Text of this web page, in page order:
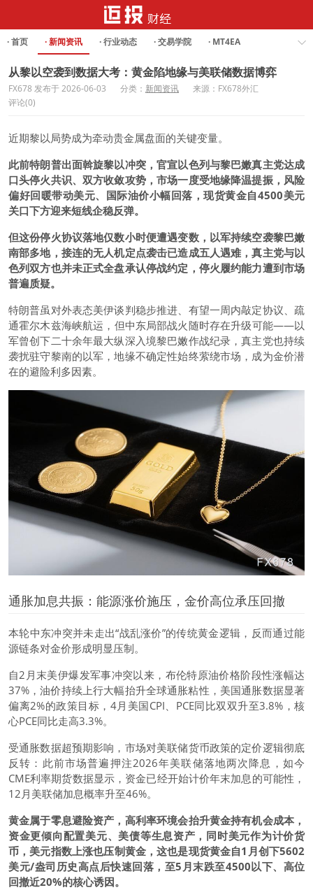
· 首页 · 新闻资讯 · 行业动态 · 交易学院 · MT4EA
· Forex Analysis
从黎以空袭到数据大考：黄金陷地缘与美联储数据博弈
FX678 发布于 2026-06-03 分类： 新闻资讯
来源：FX678外汇
评论(0)
近期黎以局势成为牵动贵金属盘面的关键变量。
此前特朗普出面斡旋黎以冲突，官宣以色列与黎巴嫩真主党达成
口头停火共识、双方收敛攻势，市场一度受地缘降温提振，风险
偏好回暖带动美元、国际油价小幅回落，现货黄金自4500美元
关口下方迎来短线企稳反弹。
但这份停火协议落地仅数小时便遭遇变数，以军持续空袭黎巴嫩
南部多地，接连的无人机定点袭击已造成五人遇难，真主党与以
色列双方也并未正式全盘承认停战约定，停火履约能力遭到市场
普遍质疑。
特朗普虽对外表态美伊谈判稳步推进、有望一周内敲定协议、疏
通霍尔木兹海峡航运，但中东局部战火随时存在升级可能——以
军曾创下二十余年最大纵深入境黎巴嫩作战纪录，真主党也持续
袭扰驻守黎南的以军，地缘不确定性始终萦绕市场，成为金价潜
在的避险利多因素。
通胀加息共振：能源涨价施压，金价高位承压回撤
本轮中东冲突并未走出“战乱涨价”的传统黄金逻辑，反而通过能
源链条对金价形成明显压制。
自2月末美伊爆发军事冲突以来， 布伦特原油价格阶段性涨幅达
37%，油价持续上行大幅抬升全球通胀粘性，美国通胀数据显著
偏离2%的政策目标，4月美国CPI、PCE同比双双升至3.8%，核
心PCE同比走高3.3%。
受通胀数据超预期影响，市场对美联储货币政策的定价逻辑彻底
反转：此前市场普遍押注2026年美联储落地两次降息，如今
CME利率期货数据显示，资金已经开始计价年末加息的可能性，
12月美联储加息概率升至46%。
黄金属于零息避险资产，高利率环境会抬升黄金持有机会成本，
资金更倾向配置美元、美债等生息资产，同时美元作为计价货
币，美元指数上涨也压制黄金，这也是现货黄金自1月创下5602
美元/盎司历史高点后快速回落，至5月末跌至4500以下、高位
回撤近20%的核心诱因。